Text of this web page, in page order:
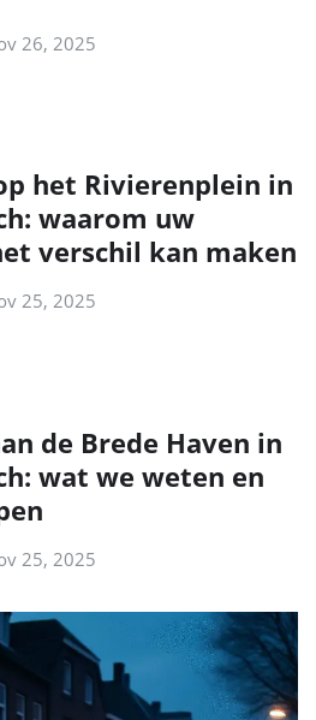
26, 2025
het Rivierenplein in
waarom uw
verschil kan maken
25, 2025
de Brede Haven in
wat we weten en
25, 2025